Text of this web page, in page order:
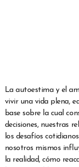
La autoestima y el amor propio son pilares esenciales para
vivir una vida plena,
base sobre la cual
decisiones, nuestras
los desafíos
nosotros mismos
la realidad, cómo